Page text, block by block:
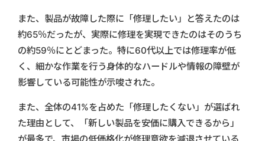
また、製品が故障した際に「修理したい」と答えたのは
約65％だったが、実際に修理を実現できたのはそのうち
の約59％にとどまった。特に60代以上では修理率が低
く、細かな作業を行う身体的なハードルや情報の障壁が
影響している可能性が示唆された。
また、全体の41%を占めた「修理したくない」が選ばれ
た理由として、「新しい製品を安価に購入できるから」
が最多で、市場の低価格化が修理意欲を減退させている